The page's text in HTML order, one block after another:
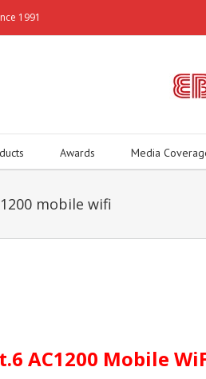
1991
Awards Media
mobile wifi
AC1200 Mobile